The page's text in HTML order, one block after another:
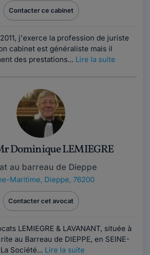
Contacter ce cabinet
j'exerce la profession de juriste
cabinet est généraliste mais il
des prestations... Lire la suite
Dominique LEMIEGRE
au barreau de Dieppe
Maritime, Dieppe, 76200
Contacter cet avocat
LEMIEGRE & LAVANANT, située à
au Barreau de DIEPPE, en SEINE-
Société... Lire la suite